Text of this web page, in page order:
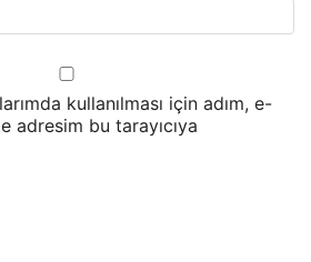
kullanılması için adım, e-
adresim bu tarayıcıya